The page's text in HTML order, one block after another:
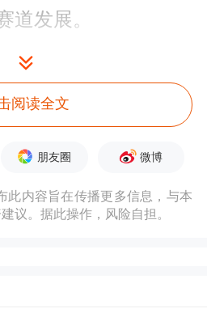
道发展。
机构，广汽资本兼顾
未来技术“可能性”。
能源汽车主赛道，提
自主可控水平；另一
、具身智能、新材
阅读全文
朋友圈 微博
此内容旨在传播更多信息，与本
议。据此操作，风险自担。